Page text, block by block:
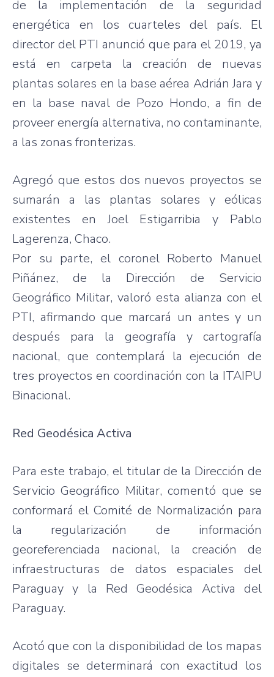
de la implementación de la seguridad
energética en los cuarteles del país. El
director del PTI anunció que para el 2019, ya
está en carpeta la creación de nuevas
plantas solares en la base aérea Adrián Jara y
en la base naval de Pozo Hondo, a fin de
proveer energía alternativa, no contaminante,
a las zonas fronterizas.
Agregó que estos dos nuevos proyectos se
sumarán a las plantas solares y eólicas
existentes en Joel Estigarribia y Pablo
Lagerenza, Chaco.
Por su parte, el coronel Roberto Manuel
Piñánez, de la Dirección de Servicio
Geográfico Militar, valoró esta alianza con el
PTI, afirmando que marcará un antes y un
después para la geografía y cartografía
nacional, que contemplará la ejecución de
tres proyectos en coordinación con la ITAIPU
Binacional.
Red Geodésica Activa
Para este trabajo, el titular de la Dirección de
Servicio Geográfico Militar, comentó que se
conformará el Comité de Normalización para
la regularización de información
georeferenciada nacional, la creación de
infraestructuras de datos espaciales del
Paraguay y la Red Geodésica Activa del
Paraguay.
Acotó que con la disponibilidad de los mapas
digitales se determinará con exactitud los